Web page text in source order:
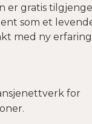
er gratis
som et
med ny erfaring
for